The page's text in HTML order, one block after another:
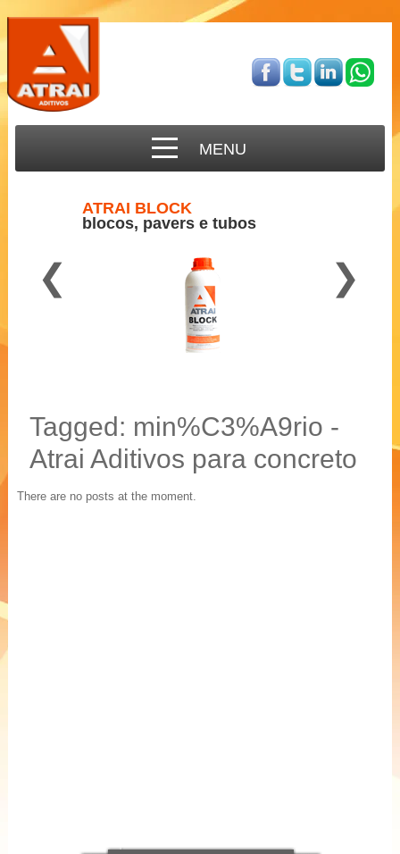
MENU
ATRAI BLOCK
blocos, pavers e tubos
Blocos, Pavers, Tubos
❮ ❯
Tagged: min%C3%A9rio -
Atrai Aditivos para concreto
There are no posts at the moment.